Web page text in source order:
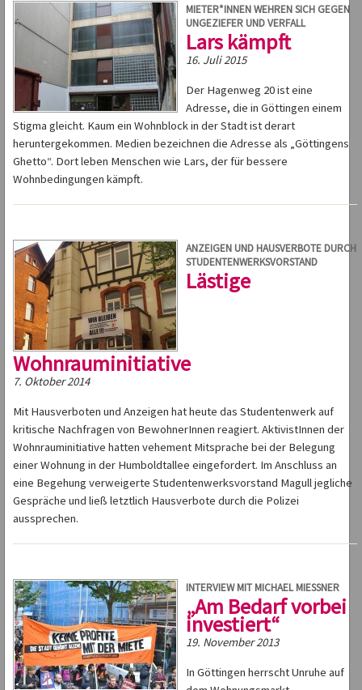
MIETER*INNEN WEHREN SICH GEGEN
UNGEZIEFER UND VERFALL
Lars kämpft
16. Juli 2015
Der Hagenweg 20 ist eine
Adresse, die in Göttingen einem
Stigma gleicht. Kaum ein Wohnblock in der Stadt ist derart
heruntergekommen. Medien bezeichnen die Adresse als „Göttingens
Ghetto“. Dort leben Menschen wie Lars, der für bessere
Wohnbedingungen kämpft.
ANZEIGEN UND HAUSVERBOTE DURCH
STUDENTENWERKSVORSTAND
Lästige
Wohnrauminitiative
7. Oktober 2014
Mit Hausverboten und Anzeigen hat heute das Studentenwerk auf
kritische Nachfragen von BewohnerInnen reagiert. AktivistInnen der
Wohnrauminitiative hatten vehement Mitsprache bei der Belegung
einer Wohnung in der Humboldtallee eingefordert. Im Anschluss an
eine Begehung verweigerte Studentenwerksvorstand Magull jegliche
Gespräche und ließ letztlich Hausverbote durch die Polizei
aussprechen.
INTERVIEW MIT MICHAEL MIESSNER
„Am Bedarf vorbei
investiert“
19. November 2013
In Göttingen herrscht Unruhe auf